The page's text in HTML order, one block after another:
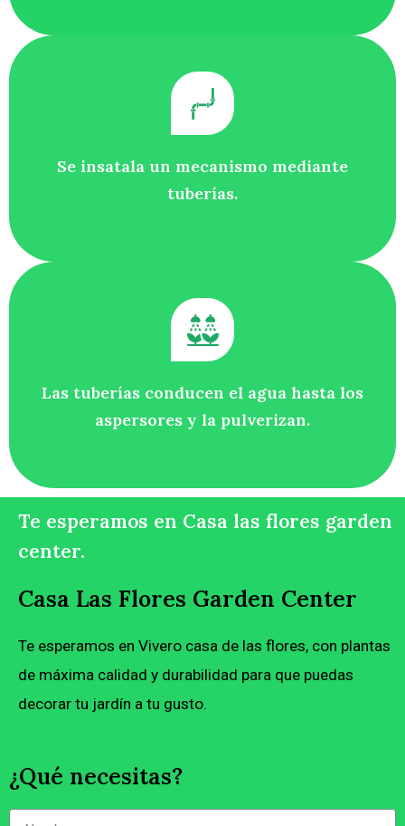
Se insatala un mecanismo mediante
tuberías.
Las tuberías conducen el agua hasta los
aspersores y la pulverizan.
Te esperamos en Casa las flores garden
center.
Casa Las Flores Garden Center
Te esperamos en Vivero casa de las flores, con plantas
de máxima calidad y durabilidad para que puedas
decorar tu jardín a tu gusto.
¿Qué necesitas?